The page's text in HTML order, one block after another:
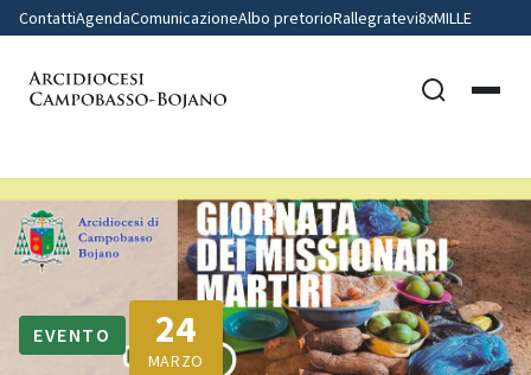
ContattiAgendaComunicazioneAlbo pretorioRallegratevi8xMILLE
EVENTO 24
MARZO